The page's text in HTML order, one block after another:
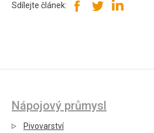
Sdílejte článek:
Nápojový průmysl
Pivovarství